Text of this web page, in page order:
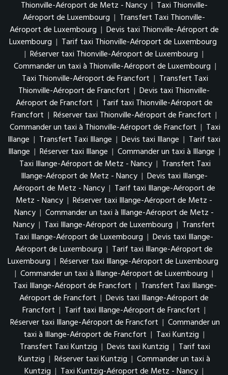
Thionville-Aéroport de Metz - Nancy | Taxi Thionville-
Aéroport de Luxembourg | Transfert Taxi Thionville-
Aéroport de Luxembourg | Devis taxi Thionville-Aéroport de
Luxembourg | Tarif taxi Thionville-Aéroport de Luxembourg
| Réserver taxi Thionville-Aéroport de Luxembourg |
Commander un taxi à Thionville-Aéroport de Luxembourg |
Taxi Thionville-Aéroport de Francfort | Transfert Taxi
Thionville-Aéroport de Francfort | Devis taxi Thionville-
Aéroport de Francfort | Tarif taxi Thionville-Aéroport de
Francfort | Réserver taxi Thionville-Aéroport de Francfort |
Commander un taxi à Thionville-Aéroport de Francfort | Taxi
Illange | Transfert Taxi Illange | Devis taxi Illange | Tarif taxi
Illange | Réserver taxi Illange | Commander un taxi à Illange |
Taxi Illange-Aéroport de Metz - Nancy | Transfert Taxi
Illange-Aéroport de Metz - Nancy | Devis taxi Illange-
Aéroport de Metz - Nancy | Tarif taxi Illange-Aéroport de
Metz - Nancy | Réserver taxi Illange-Aéroport de Metz -
Nancy | Commander un taxi à Illange-Aéroport de Metz -
Nancy | Taxi Illange-Aéroport de Luxembourg | Transfert
Taxi Illange-Aéroport de Luxembourg | Devis taxi Illange-
Aéroport de Luxembourg | Tarif taxi Illange-Aéroport de
Luxembourg | Réserver taxi Illange-Aéroport de Luxembourg
| Commander un taxi à Illange-Aéroport de Luxembourg |
Taxi Illange-Aéroport de Francfort | Transfert Taxi Illange-
Aéroport de Francfort | Devis taxi Illange-Aéroport de
Francfort | Tarif taxi Illange-Aéroport de Francfort |
Réserver taxi Illange-Aéroport de Francfort | Commander un
taxi à Illange-Aéroport de Francfort | Taxi Kuntzig |
Transfert Taxi Kuntzig | Devis taxi Kuntzig | Tarif taxi
Kuntzig | Réserver taxi Kuntzig | Commander un taxi à
Kuntzig | Taxi Kuntzig-Aéroport de Metz - Nancy |